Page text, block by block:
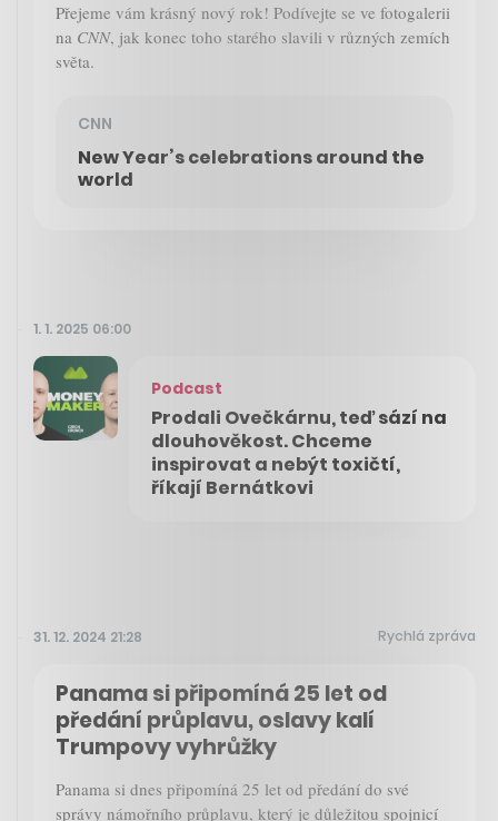
Přejeme vám krásný nový rok! Podívejte se ve fotogalerii
na CNN, jak konec toho starého slavili v různých zemích
světa.
CNN
New Year’s celebrations around the
world
1. 1. 2025 06:00
Podcast
Prodali Ovečkárnu, teď sází na
dlouhověkost. Chceme
inspirovat a nebýt toxičtí,
říkají Bernátkovi
31. 12. 2024 21:28 Rychlá zpráva
Panama si připomíná 25 let od
předání průplavu, oslavy kalí
Trumpovy vyhrůžky
Panama si dnes připomíná 25 let od předání do své
správy námořního průplavu, který je důležitou spojnicí